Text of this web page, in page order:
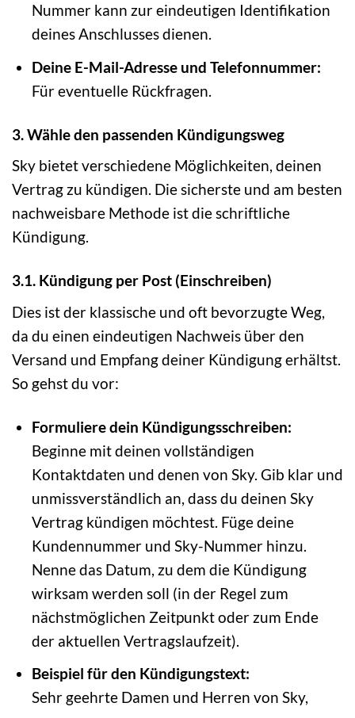
Nummer kann zur eindeutigen Identifikation
deines Anschlusses dienen.
Deine E-Mail-Adresse und Telefonnummer:
Für eventuelle Rückfragen.
3. Wähle den passenden Kündigungsweg
Sky bietet verschiedene Möglichkeiten, deinen
Vertrag zu kündigen. Die sicherste und am besten
nachweisbare Methode ist die schriftliche
Kündigung.
3.1. Kündigung per Post (Einschreiben)
Dies ist der klassische und oft bevorzugte Weg,
da du einen eindeutigen Nachweis über den
Versand und Empfang deiner Kündigung erhältst.
So gehst du vor:
Formuliere dein Kündigungsschreiben:
Beginne mit deinen vollständigen
Kontaktdaten und denen von Sky. Gib klar und
unmissverständlich an, dass du deinen Sky
Vertrag kündigen möchtest. Füge deine
Kundennummer und Sky-Nummer hinzu.
Nenne das Datum, zu dem die Kündigung
wirksam werden soll (in der Regel zum
nächstmöglichen Zeitpunkt oder zum Ende
der aktuellen Vertragslaufzeit).
Beispiel für den Kündigungstext:
Sehr geehrte Damen und Herren von Sky,